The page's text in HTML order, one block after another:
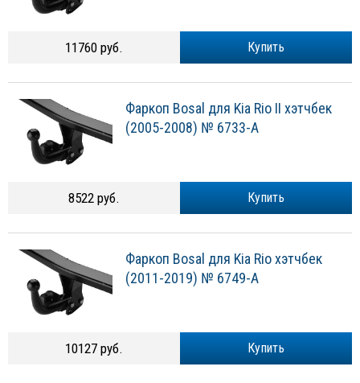
Купить
11760 руб.
Фаркоп Bosal для Kia Rio II хэтчбек
(2005-2008) № 6733-A
Купить
8522 руб.
Фаркоп Bosal для Kia Rio хэтчбек
(2011-2019) № 6749-A
Купить
10127 руб.